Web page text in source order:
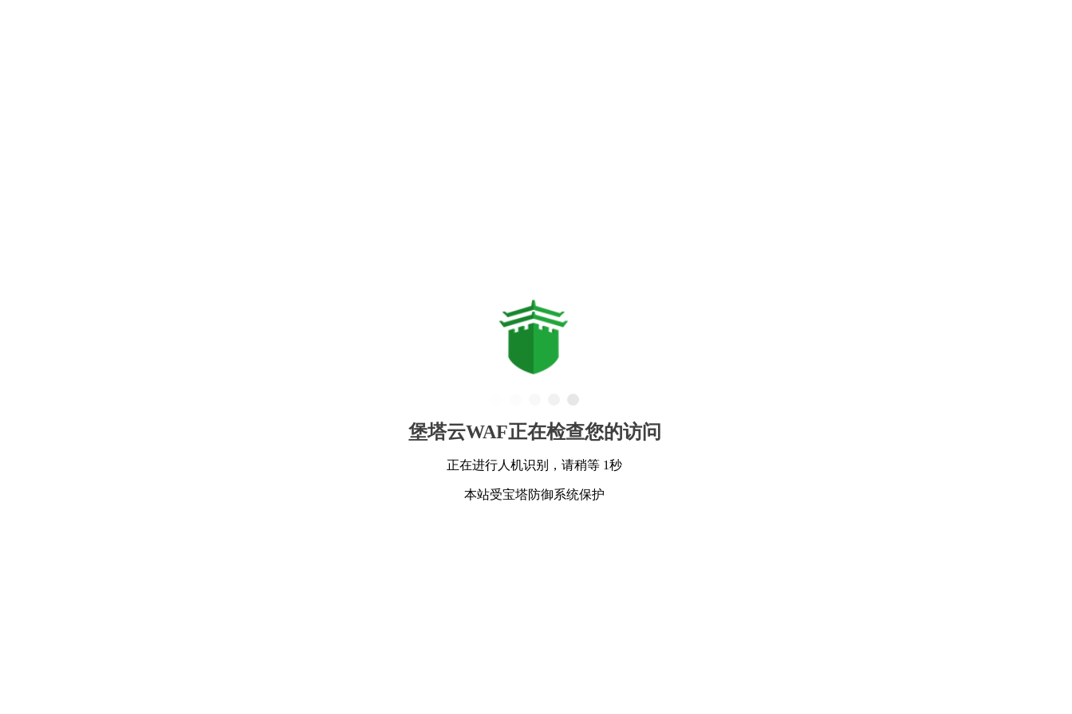
堡塔云WAF正在检查您的访问
正在进行人机识别，请稍等 1秒
本站受宝塔防御系统保护